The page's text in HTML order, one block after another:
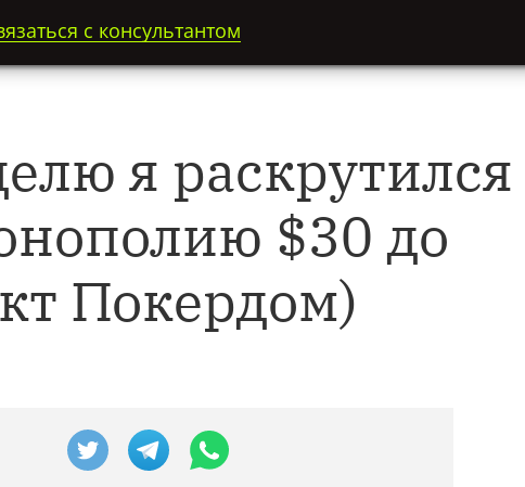
с консультантом
я раскрутился
$30 до
Покердом)